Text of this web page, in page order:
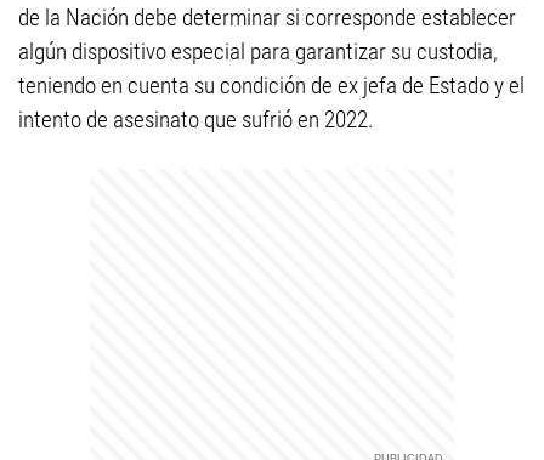
de la Nación debe determinar si corresponde establecer
algún dispositivo especial para garantizar su custodia,
teniendo en cuenta su condición de ex jefa de Estado y el
intento de asesinato que sufrió en 2022.